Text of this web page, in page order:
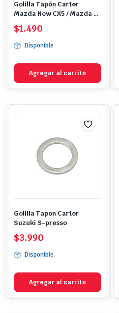
Golilla Tapón Carter
Mazda New CX5 / Mazda 2 /
Mazda 3 / Mazda 6
$1.490
Disponible
Agregar al carrito
Golilla Tapon Carter
Suzuki S-presso
$3.990
Disponible
Agregar al carrito